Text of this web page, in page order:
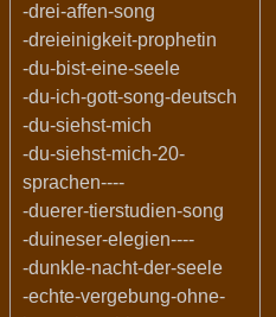
-drei-affen-song
-dreieinigkeit-prophetin
-du-bist-eine-seele
-du-ich-gott-song-deutsch
-du-siehst-mich
-du-siehst-mich-20-
sprachen----
-duerer-tierstudien-song
-duineser-elegien----
-dunkle-nacht-der-seele
-echte-vergebung-ohne-